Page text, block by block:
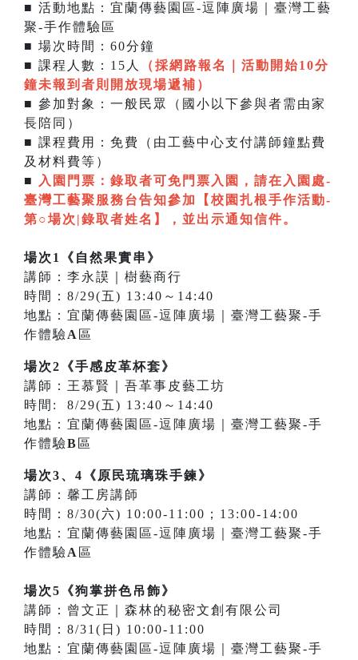
■ 活動地點：宜蘭傳藝園區-逗陣廣場｜臺灣工藝
聚-手作體驗區
■ 場次時間：60分鐘
■ 課程人數：15人
（採網路報名｜ 活動開始10分
鐘未報到者則開放現場遞補 ）
■ 參加對象：一般民眾（國小以下參與者需由家
長陪同）
■ 課程費用：免費（由工藝中心支付講師鐘點費
及材料費等）
■
入園門票： 錄取者可免門票入園，請在入園處-
臺灣工藝聚服務台告知參加【校園扎根手作活動-
第○場次|錄取者姓名】，並出示通知信件。
場次1《自然果實串》
講師：李永謨｜樹藝商行
時間：8/29(五) 13:40～14:40
地點：宜蘭傳藝園區-逗陣廣場｜臺灣工藝聚-手
作體驗A 區
場次2《手感皮革杯套》
講師：王慕賢｜吾革事皮藝工坊
時間: 8/29(五) 13:40～14:40
地點：宜蘭傳藝園區-逗陣廣場｜臺灣工藝聚-手
作體驗B 區
場次3、4《原民琉璃珠手鍊》
講師：馨工房講師
時間：8/30(六) 10:00-11:00；13:00-14:00
地點：宜蘭傳藝園區-逗陣廣場｜臺灣工藝聚-手
作體驗A 區
場次5《狗掌拼色吊飾》
講師：曾文正｜森林的秘密文創有限公司
時間：8/31(日) 10:00-11:00
地點：宜蘭傳藝園區-逗陣廣場｜臺灣工藝聚-手